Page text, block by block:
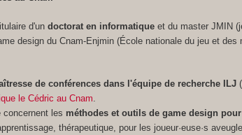
d'undoctorat en informatique et du master JMIN
design du Cnam-Enjmin (École nationale du jeu et des
de conférences dans l'équipe de recherche ILJ
le Cédric au Cnam.
les méthodes et outils de game design
thérapeutique, pour les joueur·euse·s